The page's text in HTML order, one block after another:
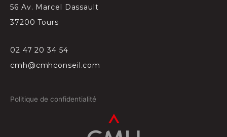
56 Av. Marcel Dassault
37200 Tours
02 47 20 34 54
cmh@cmhconseil.com
Politique de confidentialité